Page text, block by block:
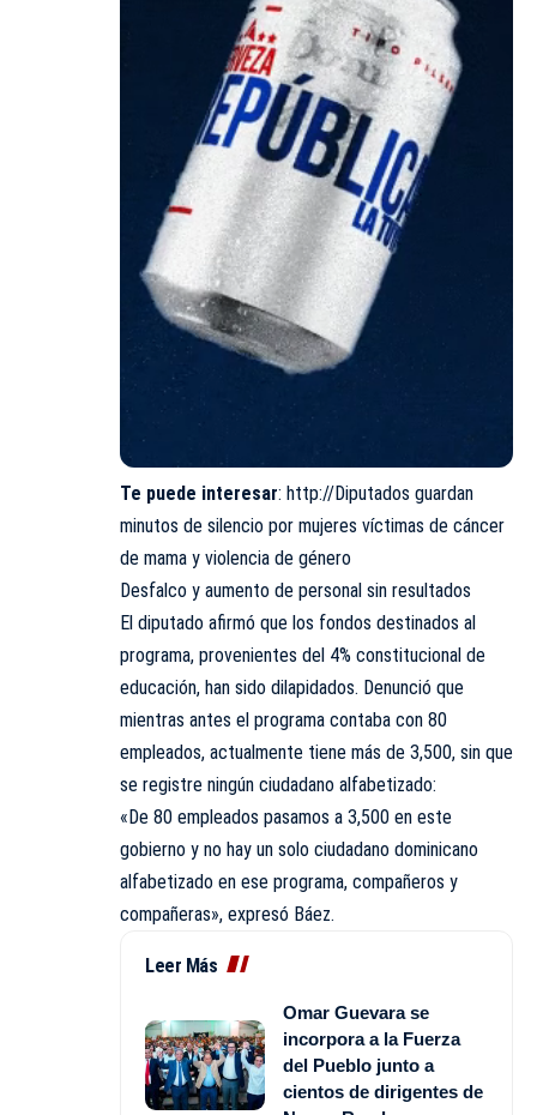
Te puede interesar: http://Diputados guardan
minutos de silencio por mujeres víctimas de cáncer
de mama y violencia de género
Desfalco y aumento de personal sin resultados
El diputado afirmó que los fondos destinados al
programa, provenientes del 4% constitucional de
educación, han sido dilapidados. Denunció que
mientras antes el programa contaba con 80
empleados, actualmente tiene más de 3,500, sin que
se registre ningún ciudadano alfabetizado:
«De 80 empleados pasamos a 3,500 en este
gobierno y no hay un solo ciudadano dominicano
alfabetizado en ese programa, compañeros y
compañeras», expresó Báez.
Leer Más
Omar Guevara se
incorpora a la Fuerza
del Pueblo junto a
cientos de dirigentes de